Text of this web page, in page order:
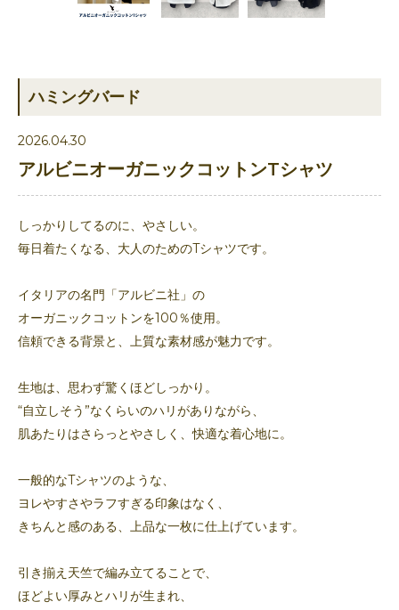
ハミングバード
2026.04.30
アルビニオーガニックコットンTシャツ
しっかりしてるのに、やさしい。
毎日着たくなる、大人のためのTシャツです。
イタリアの名門「アルビニ社」の
オーガニックコットンを100％使用。
信頼できる背景と、上質な素材感が魅力です。
生地は、思わず驚くほどしっかり。
“自立しそう”なくらいのハリがありながら、
肌あたりはさらっとやさしく、快適な着心地に。
一般的なTシャツのような、
ヨレやすさやラフすぎる印象はなく、
きちんと感のある、上品な一枚に仕上げています。
引き揃え天竺で編み立てることで、
ほどよい厚みとハリが生まれ、